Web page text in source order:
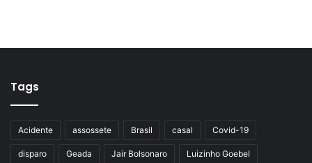
Tags
Acidente assossete Brasil casal Covid-19
disparo Geada Jair Bolsonaro Luizinho Goebel